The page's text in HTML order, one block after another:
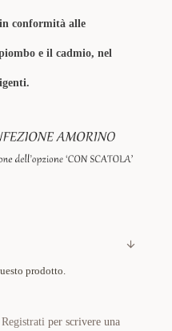
conformità alle
e il cadmio, nel
prodotto.
Registrati per scrivere una